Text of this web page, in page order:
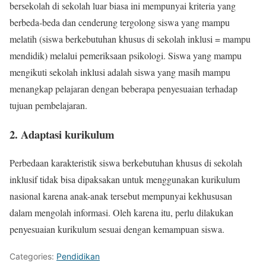
bersekolah di sekolah luar biasa ini mempunyai kriteria yang
berbeda-beda dan cenderung tergolong siswa yang mampu
melatih (siswa berkebutuhan khusus di sekolah inklusi = mampu
mendidik) melalui pemeriksaan psikologi. Siswa yang mampu
mengikuti sekolah inklusi adalah siswa yang masih mampu
menangkap pelajaran dengan beberapa penyesuaian terhadap
tujuan pembelajaran.
2. Adaptasi kurikulum
Perbedaan karakteristik siswa berkebutuhan khusus di sekolah
inklusif tidak bisa dipaksakan untuk menggunakan kurikulum
nasional karena anak-anak tersebut mempunyai kekhususan
dalam mengolah informasi. Oleh karena itu, perlu dilakukan
penyesuaian kurikulum sesuai dengan kemampuan siswa.
Categories: Pendidikan